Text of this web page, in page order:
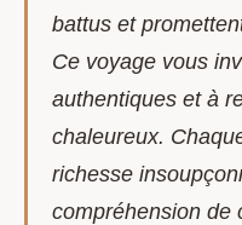
battus et
Ce voyage vous
authentiques et à
chaleureux.
richesse
compréhension de